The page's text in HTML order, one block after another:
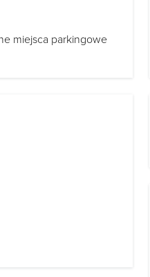
miejsca parkingowe